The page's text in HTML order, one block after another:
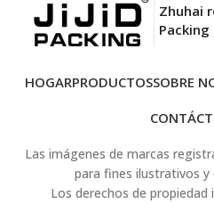
Zhuhai
HOGARPRODUCTOSSOBRE
Las imágenes de marcas
para fines ilustrativos
Los derechos de